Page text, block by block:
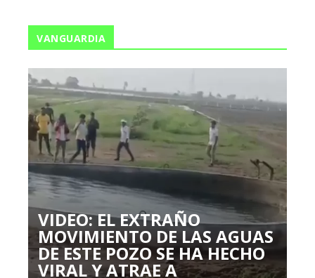
VANGUARDIA
VIDEO: EL EXTRAÑO
MOVIMIENTO DE LAS AGUAS
DE ESTE POZO SE HA HECHO
VIRAL Y ATRAE A